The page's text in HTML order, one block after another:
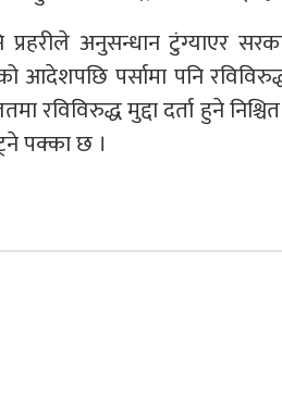
प्रहरीले अनुसन्धान टुंग्याएर
पर्सामा पनि रविविरुद्ध
रविविरुद्ध मुद्दा दर्ता हुने
पक्का छ ।